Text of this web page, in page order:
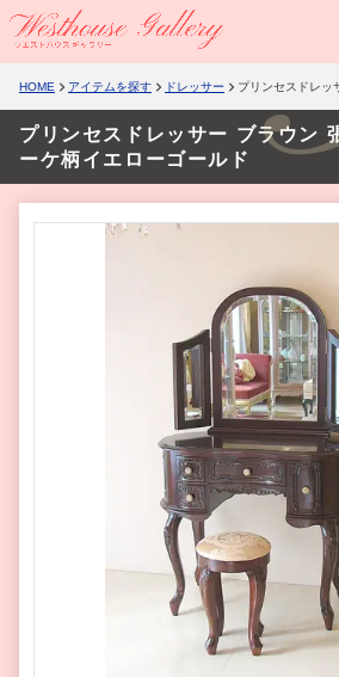
HOME アイテムを探す ドレッサー プリンセスドレッ
プリンセスドレッサー ブラウン
ーケ柄イエローゴールド